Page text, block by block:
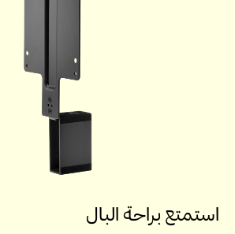
استمتع براحة البال